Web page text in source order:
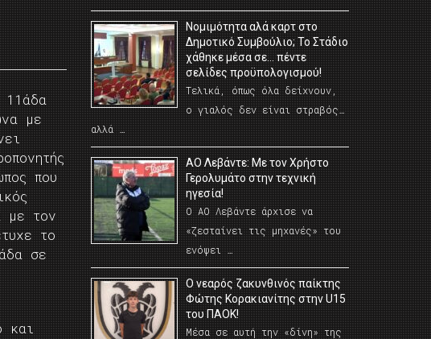
με
που
με τον
το
σε
και
Νομιμότητα αλά καρτ στο
Δημοτικό Συμβούλιο; Το Στάδιο
χάθηκε μέσα σε… πέντε
σελίδες προϋπολογισμού!
Τελικά, όπως όλα δείχνουν,
ο γιαλός δεν είναι στραβός…
αλλά …
ΑΟ Λεβάντε: Με τον Χρήστο
Γερολυμάτο στην τεχνική
ηγεσία!
Ο ΑΟ Λεβάντε άρχισε να
«ζεσταίνει τις μηχανές» του
ενόψει …
O νεαρός ζακυνθινός παίκτης
Φώτης Κορακιανίτης στην U15
του ΠΑΟΚ!
Μέσα σε αυτή την «δίνη» της